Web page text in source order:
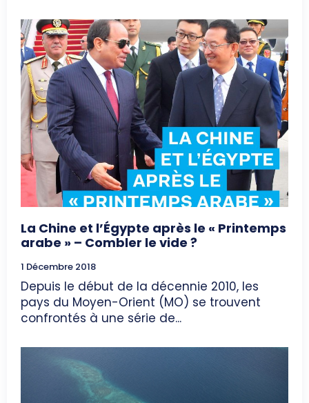
La Chine et l’Égypte après le « Printemps
arabe » – Combler le vide ?
1 Décembre 2018
Depuis le début de la décennie 2010, les
pays du Moyen-Orient (MO) se trouvent
confrontés à une série de...